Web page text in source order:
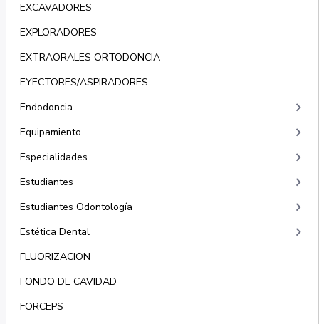
EXCAVADORES
EXPLORADORES
EXTRAORALES ORTODONCIA
EYECTORES/ASPIRADORES
Endodoncia
keyboard_arrow_right
Equipamiento keyboard_arrow_right
Especialidades keyboard_arrow_right
Estudiantes keyboard_arrow_right
Estudiantes Odontología keyboard_arrow_right
Estética Dental keyboard_arrow_right
FLUORIZACION
FONDO DE CAVIDAD
FORCEPS